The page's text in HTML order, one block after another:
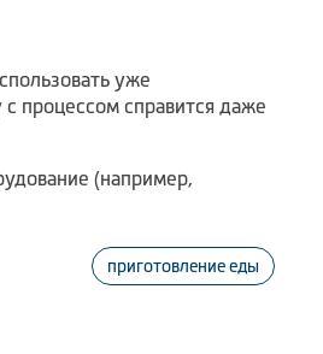
уже
процессом справится даже
(например,
приготовление еды